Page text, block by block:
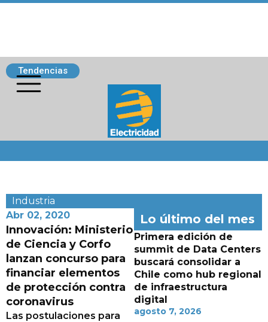
Tendencias
Industria
Abr 02, 2020
Innovación: Ministerio
de Ciencia y Corfo
lanzan concurso para
financiar elementos
de protección contra
coronavirus
Las postulaciones para
Lo último del mes
Primera edición de
summit de Data Centers
buscará consolidar a
Chile como hub regional
de infraestructura
digital
agosto 7, 2026